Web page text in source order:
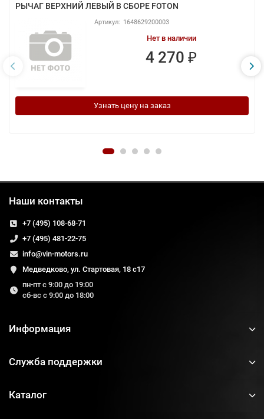
РЫЧАГ ВЕРХНИЙ ЛЕВЫЙ В СБОРЕ FOTON
1648629200003
Нет в наличии
4 270 ₽
Узнать цену на заказ
Наши контакты
+7 (495) 108-68-71
+7 (495) 481-22-75
info@vin-motors.ru
Медведково, ул. Стартовая, 18 с17
пн-пт с 9:00 до 19:00
сб-вс с 9:00 до 18:00
Информация
Служба поддержки
Каталог